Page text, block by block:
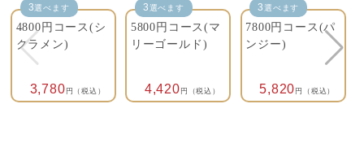
4800円コース(シ
クラメン)
3,780 円（税込）
3選べます
5800円コース(マ
リーゴールド)
4,420 円（税込）
3 選べます
7800円コース(パ
ンジー)
5,820 円（税込）
3 選べます